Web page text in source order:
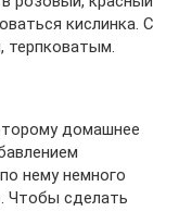
кислинка. С
терпковатым.
домашнее
нему немного
Чтобы сделать